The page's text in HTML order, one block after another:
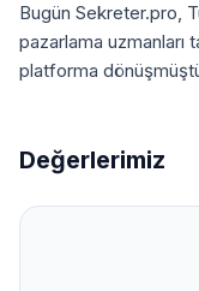
Bugün Sekreter.pro,
pazarlama uzmanları
platforma
Değerlerimiz